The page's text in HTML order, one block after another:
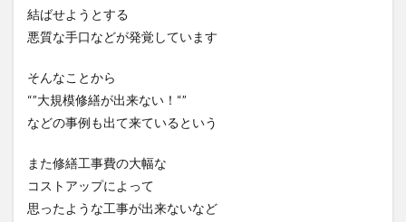
結ばせようとする
悪質な手口などが発覚しています
そんなことから
“”大規模修繕が出来ない！“”
などの事例も出て来ているという
また修繕工事費の大幅な
コストアップによって
思ったような工事が出来ないなど